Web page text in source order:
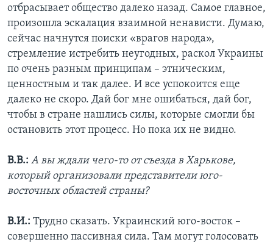
отбрасывает общество далеко назад. Самое главное,
произошла эскалация взаимной ненависти. Думаю,
сейчас начнутся поиски «врагов народа»,
стремление истребить неугодных, раскол Украины
по очень разным принципам – этническим,
ценностным и так далее. И все успокоится еще
далеко не скоро. Дай бог мне ошибаться, дай бог,
чтобы в стране нашлись силы, которые смогли бы
остановить этот процесс. Но пока их не видно.
В.В.: А вы ждали чего-то от съезда в Харькове,
который организовали представители юго-
восточных областей страны?
В.И.: Трудно сказать. Украинский юго-восток –
совершенно пассивная сила. Там могут голосовать